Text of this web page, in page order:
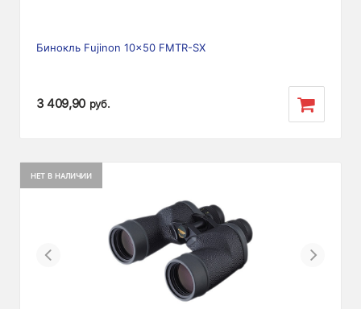
Бинокль Fujinon 10x50 FMTR-SX
3 409,90 руб.
НЕТ В НАЛИЧИИ
Previous Next